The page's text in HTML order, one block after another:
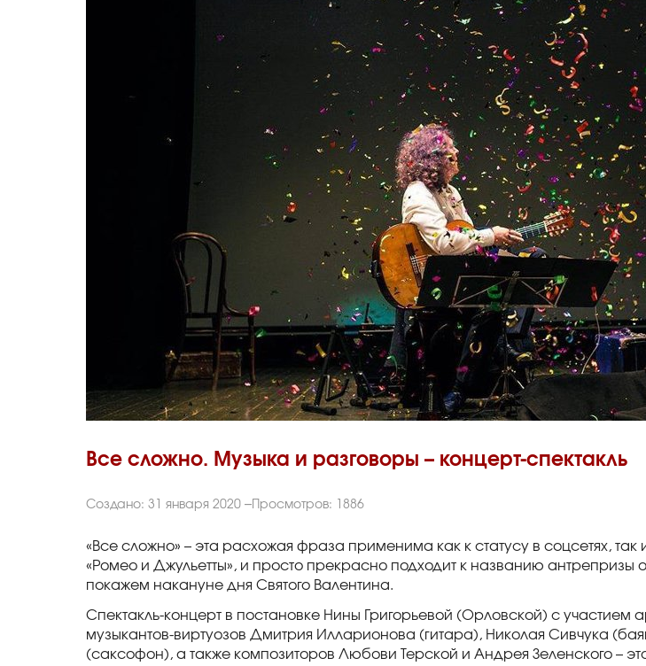
Все сложно. Музыка и разговоры – концерт-спектакль
Создано: 31 января 2020 Просмотров: 1886
«Все сложно» – эта расхожая фраза применима как к статусу в соцсетях, так
«Ромео и Джульетты», и просто прекрасно подходит к названию антрепризы
покажем накануне дня Святого Валентина.
Спектакль-концерт в постановке Нины Григорьевой (Орловской) с участием
музыкантов-виртуозов Дмитрия Илларионова (гитара), Николая Сивчука
(саксофон), а также композиторов Любови Терской и Андрея Зеленского –